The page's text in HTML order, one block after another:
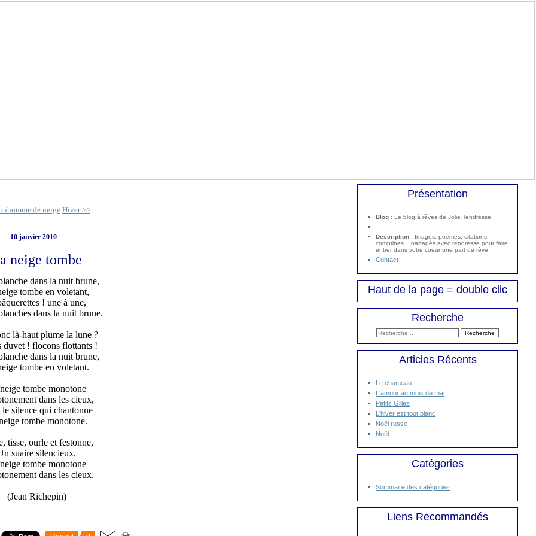
de neige Hiver >>
10 janvier 2010
neige tombe
dans la nuit brune,
tombe en voletant,
! une à une,
dans la nuit brune.
là-haut plume la lune ?
duvet ! flocons flottants !
dans la nuit brune,
tombe en voletant.
tombe monotone
dans les cieux,
le silence qui chantonne
tombe monotone.
tisse, ourle et festonne,
suaire silencieux.
tombe monotone
dans les cieux.
(Jean Richepin)
Présentation
Blog : Le blog à rêves de Jolie Tendresse
Description : Images, poèmes, citations,
comptines... partagés avec tendresse pour faire
entrer dans votre coeur une part de rêve
Contact
Haut de la page = double clic
Recherche
Articles Récents
Le chameau
L'amour au mois de mai
Petits Gilles
L'hiver est tout blanc
Noël russe
Noël
Catégories
Sommaire des catégories
Liens Recommandés